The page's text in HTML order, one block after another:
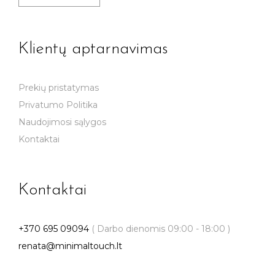
Klientų aptarnavimas
Prekių pristatymas
Privatumo Politika
Naudojimosi sąlygos
Kontaktai
Kontaktai
+370 695 09094 ( Darbo dienomis 09:00 - 18:00 )
renata@minimaltouch.lt